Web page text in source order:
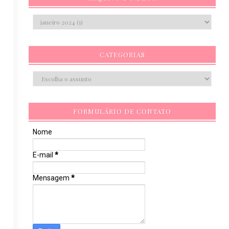
CATEGORIAS
FORMULÁRIO DE CONTATO
Nome
E-mail*
Mensagem*